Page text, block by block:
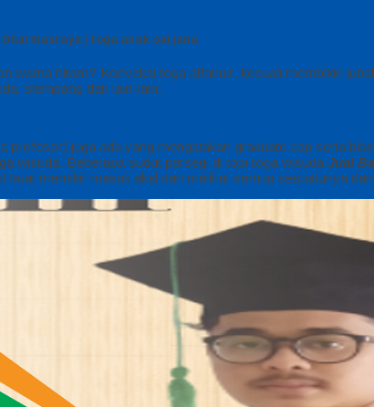
Dharmasraya | toga anak-sarjana
hitam? Konveksi toga alfairuz, kecuali membikin
slempang dan lain-lain.
juga ada yang mengatakan graduate cap serta
wisuda. Beberapa sudut persegi di topi toga wisuda Jual
memikir masuk akal dan melihat semua sesuatunya